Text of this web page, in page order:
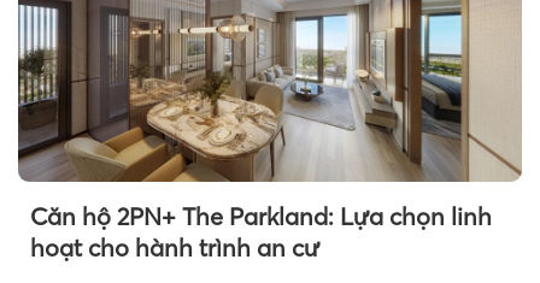
Căn hộ 2PN+ The Parkland: Lựa chọn linh
hoạt cho hành trình an cư